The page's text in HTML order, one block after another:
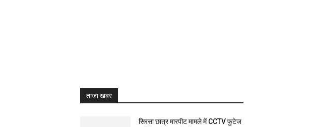
ताजा खबर
सिरसा छात्र मारपीट मामले में CCTV फुटेज